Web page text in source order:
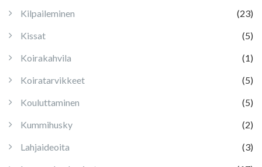
Kilpaileminen
(23)
Kissat
(5)
Koirakahvila
(1)
Koiratarvikkeet
(5)
Kouluttaminen
(5)
Kummihusky
(2)
Lahjaideoita
(3)